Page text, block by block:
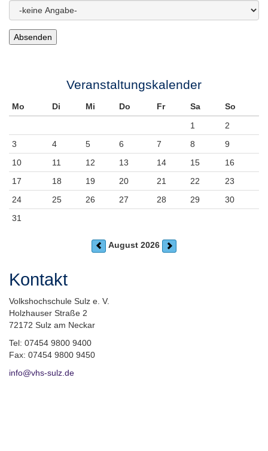
Veranstaltungskalender
Mo Di Mi Do Fr Sa
So
1
2
3
4 5 6 7 8
9
10
11 12 13 14 15
16
17
18 19 20 21 22
23
24
25 26 27 28 29
30
31
August 2026
Kontakt
Volkshochschule Sulz e. V.
Holzhauser Straße 2
72172 Sulz am Neckar
Tel: 07454 9800 9400
Fax: 07454 9800 9450
info@vhs-sulz.de